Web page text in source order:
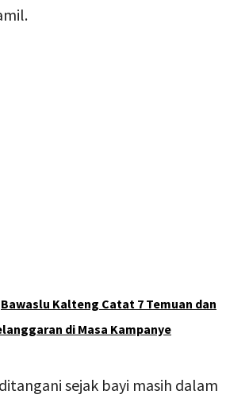
Bawaslu Kalteng Catat 7 Temuan dan
di Masa Kampanye
sejak bayi masih dalam